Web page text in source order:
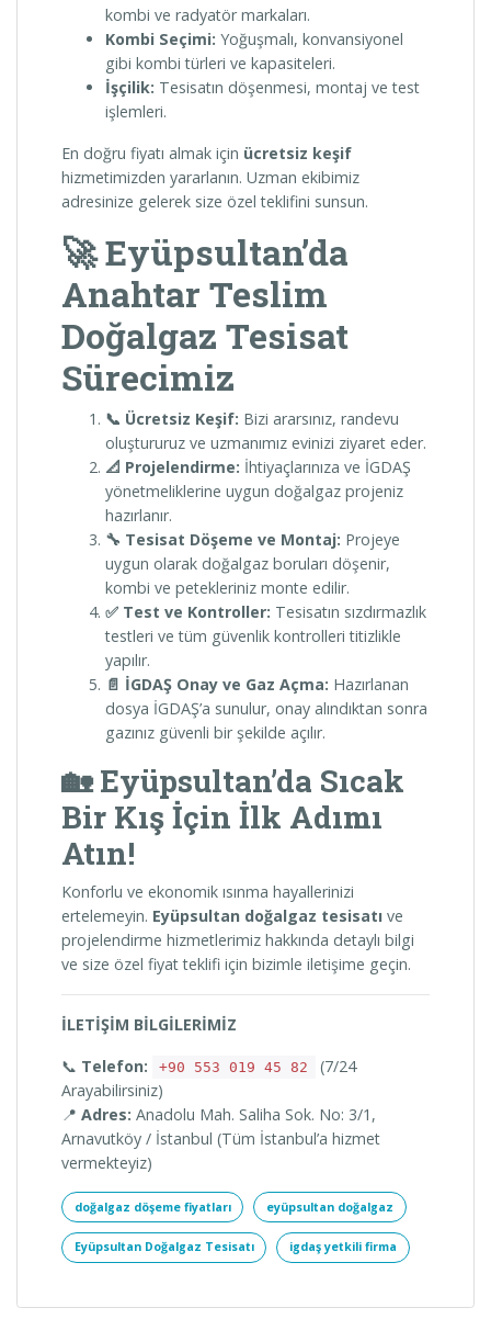
kombi ve radyatör markaları.
Kombi Seçimi: Yoğuşmalı, konvansiyonel
gibi kombi türleri ve kapasiteleri.
İşçilik: Tesisatın döşenmesi, montaj ve test
işlemleri.
En doğru fiyatı almak için ücretsiz keşif
hizmetimizden yararlanın. Uzman ekibimiz
adresinize gelerek size özel teklifini sunsun.
🚀 Eyüpsultan’da
Anahtar Teslim
Doğalgaz Tesisat
Sürecimiz
📞 Ücretsiz Keşif: Bizi ararsınız, randevu
oluştururuz ve uzmanımız evinizi ziyaret eder.
📐 Projelendirme: İhtiyaçlarınıza ve İGDAŞ
yönetmeliklerine uygun doğalgaz projeniz
hazırlanır.
🔧 Tesisat Döşeme ve Montaj: Projeye
uygun olarak doğalgaz boruları döşenir,
kombi ve petekleriniz monte edilir.
✅ Test ve Kontroller: Tesisatın sızdırmazlık
testleri ve tüm güvenlik kontrolleri titizlikle
yapılır.
📄 İGDAŞ Onay ve Gaz Açma: Hazırlanan
dosya İGDAŞ’a sunulur, onay alındıktan sonra
gazınız güvenli bir şekilde açılır.
🏡 Eyüpsultan’da Sıcak
Bir Kış İçin İlk Adımı
Atın!
Konforlu ve ekonomik ısınma hayallerinizi
ertelemeyin. Eyüpsultan doğalgaz tesisatı ve
projelendirme hizmetlerimiz hakkında detaylı bilgi
ve size özel fiyat teklifi için bizimle iletişime geçin.
İLETİŞİM BİLGİLERİMİZ
📞 Telefon: +90 553 019 45 82
(7/24
Arayabilirsiniz)
📍 Adres: Anadolu Mah. Saliha Sok. No: 3/1,
Arnavutköy / İstanbul (Tüm İstanbul’a hizmet
vermekteyiz)
doğalgaz döşeme fiyatları eyüpsultan doğalgaz
Eyüpsultan Doğalgaz Tesisatı igdaş yetkili firma